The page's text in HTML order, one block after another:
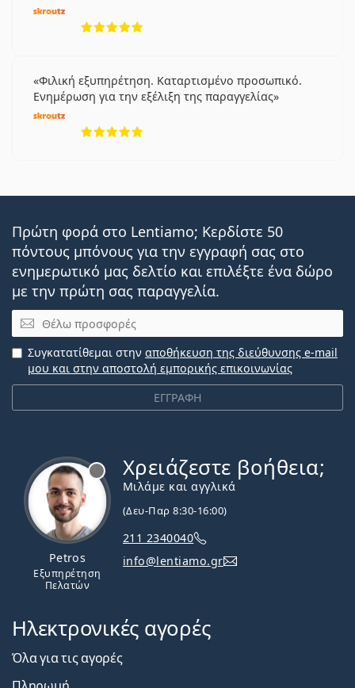
Φιλική εξυπηρέτηση. Καταρτισμένο προσωπικό.
Ενημέρωση για την εξέλιξη της παραγγελίας
Πρώτη φορά στο Lentiamo; Κερδίστε 50
πόντους μπόνους για την εγγραφή σας στο
ενημερωτικό μας δελτίο και επιλέξτε ένα δώρο
με την πρώτη σας παραγγελία.
Email
ΕΓΓΡΑΦΗ
Συγκατατίθεμαι στην αποθήκευση της διεύθυνσης e-mail
μου και στην αποστολή εμπορικής επικοινωνίας
Petros
Εξυπηρέτηση
Πελατών
Χρειάζεστε βοήθεια;
Μιλάμε και αγγλικά
(Δευ-Παρ 8:30-16:00)
211 2340040
info@lentiamo.gr
Ηλεκτρονικές αγορές
Όλα για τις αγορές